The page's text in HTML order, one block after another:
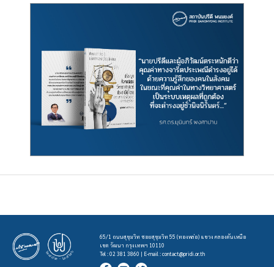
65/1 ถนนสุขุมวิท ซอยสุขุมวิท 55 (ทองหล่อ) แขวง คลองตันเหนือ
เขต วัฒนา กรุงเทพฯ 10110
Tel : 02 381 3860 | E-mail :contact@pridi.or.th